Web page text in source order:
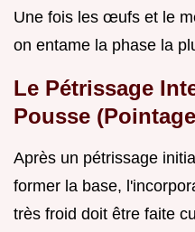
Une fois les œufs et le
on entame la phase la
Le Pétrissage
Pousse
Après un pétrissage
former la base,
très froid doit être faite